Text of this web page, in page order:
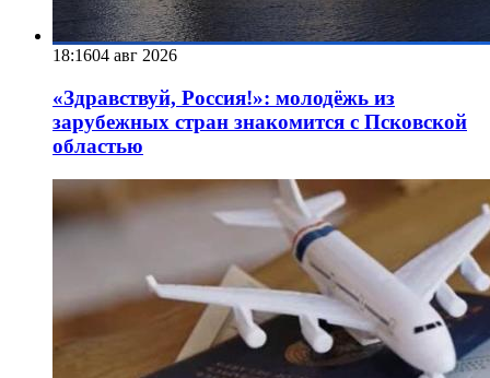
18:1604 авг 2026
«Здравствуй, Россия!»: молодёжь из
зарубежных стран знакомится с Псковской
областью